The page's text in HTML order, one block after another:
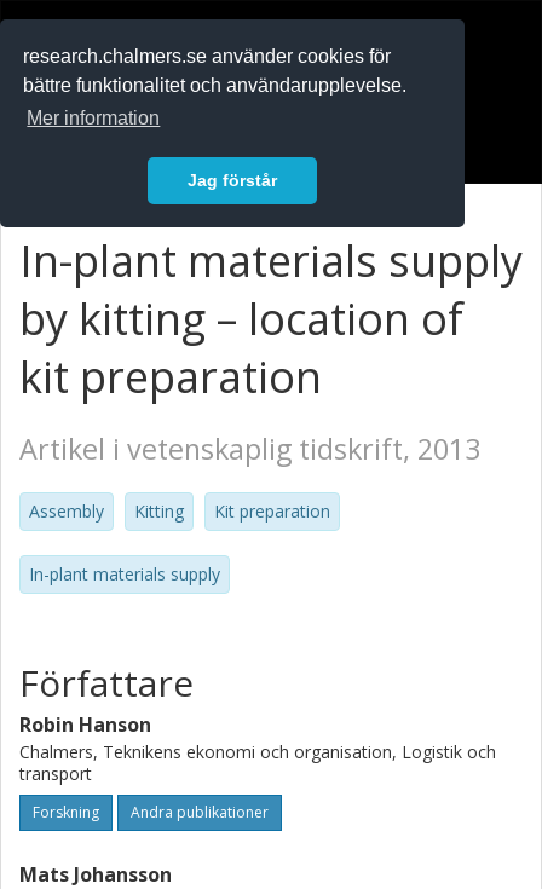
research.chalmers.se använder cookies för
bättre funktionalitet och användarupplevelse.
Mer information
Jag förstår
In-plant materials supply
by kitting – location of
kit preparation
Artikel i vetenskaplig tidskrift, 2013
Assembly Kitting Kit preparation
In-plant materials supply
Författare
Robin Hanson
Chalmers, Teknikens ekonomi och organisation, Logistik och
transport
Forskning Andra publikationer
Mats Johansson